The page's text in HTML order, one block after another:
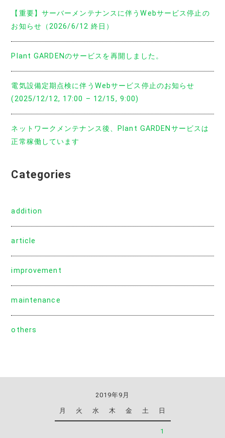
【重要】サーバーメンテナンスに伴うWebサービス停止の
お知らせ（2026/6/12 終日）
Plant GARDENのサービスを再開しました。
電気設備定期点検に伴うWebサービス停止のお知らせ
(2025/12/12, 17:00 – 12/15, 9:00)
ネットワークメンテナンス後、Plant GARDENサービスは
正常稼働しています
Categories
addition
article
improvement
maintenance
others
2019年9月
月 火 水 木 金 土 日
1